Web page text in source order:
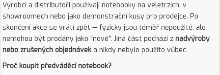
Výrobci a distributoři používají notebooky na veletrzích, v
showroomech nebo jako demonstrační kusy pro prodejce. Po
skončení akce se vrátí zpět — fyzicky jsou téměř nepoužité, ale
nemohou být prodány jako "nové". Jiná část pochází z nadvýroby
nebo zrušených objednáveka nikdy nebylo použito vůbec.
Proč koupit předváděcí notebook?